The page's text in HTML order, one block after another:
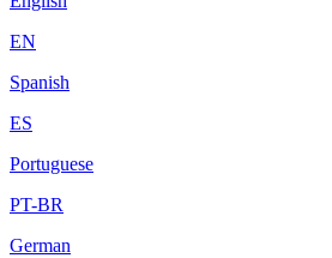
EN
Spanish
ES
Portuguese
PT-BR
German